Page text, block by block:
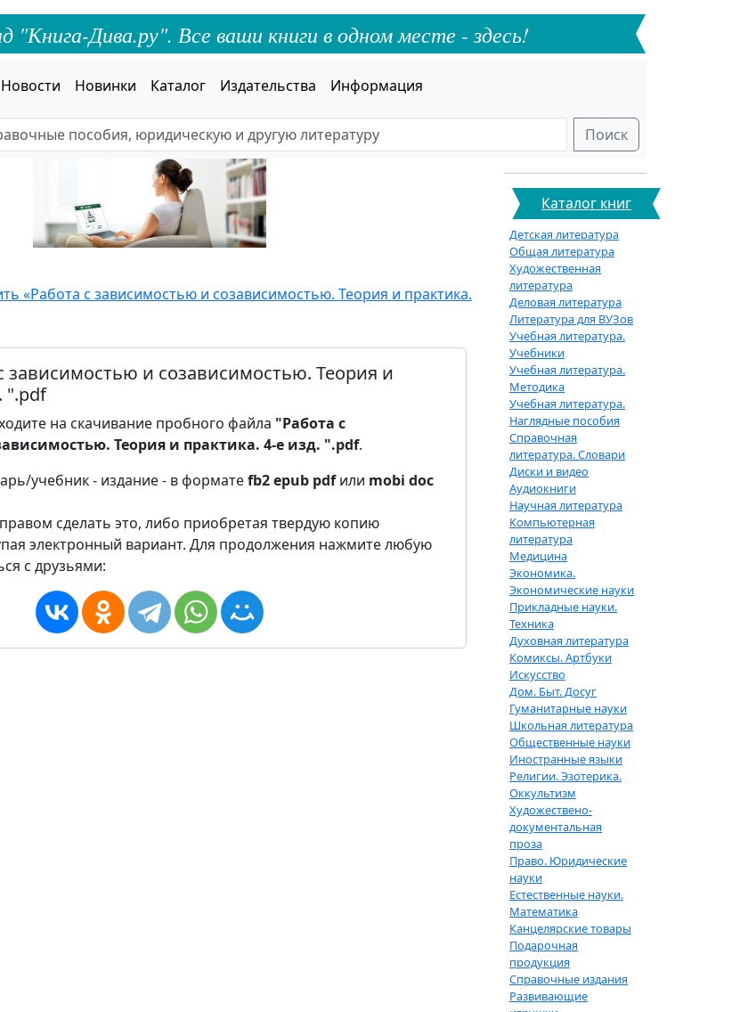
Дива.ру". Все ваши книги в одном месте - здесь!
Новости Новинки Каталог Издательства Информация
Поиск
«Работа с зависимостью и созависимостью. Теория и практика.
зависимостью и созависимостью. Теория и
".pdf
на скачивание пробного файла "Работа с
Теория и практика. 4-е изд. ".pdf.
учебник - издание - в форматеfb2epub pdfили mobi doc
сделать это, либо приобретая твердую копию
электронный вариант. Для продолжения нажмите любую
с друзьями:
Каталог книг
Детская литература
Общая литература
Художественная
литература
Деловая литература
Литература для ВУЗов
Учебная литература.
Учебники
Учебная литература.
Методика
Учебная литература.
Наглядные пособия
Справочная
литература. Словари
Диски и видео
Аудиокниги
Научная литература
Компьютерная
литература
Медицина
Экономика.
Экономические науки
Прикладные науки.
Техника
Духовная литература
Комиксы. Артбуки
Искусство
Дом. Быт. Досуг
Гуманитарные науки
Школьная литература
Общественные науки
Иностранные языки
Религии. Эзотерика.
Оккультизм
Художествено-
документальная
проза
Право. Юридические
науки
Естественные науки.
Математика
Канцелярские товары
Подарочная
продукция
Справочные издания
Развивающие